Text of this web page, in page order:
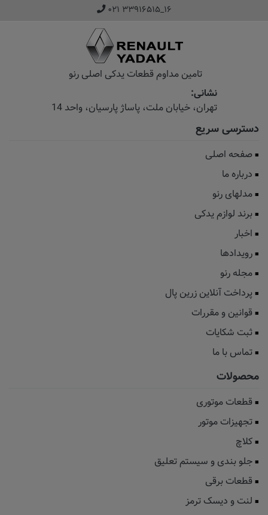
۰۲۱ ۳۳۹۱۶۵۱۵_۱۶
تامین مداوم قطعات یدکی اصلی رنو
نشانی:
تهران، خیابان‌ ملت، پاساژ‌ پارسیان، واحد 14
دسترسی سریع
صفحه اصلی
درباره ما
مدلهای رنو
برند لوازم یدکی
اخبار
رویدادها
مجله رنو
پرداخت آنلاین زرین پال
قوانین و مقررات
ثبت شکایات
تماس با ما
محصولات
قطعات موتوری
تجهیزات موتور
کلاچ
جلو بندی و سیستم تعلیق
قطعات برقی
لنت و دیسک ترمز